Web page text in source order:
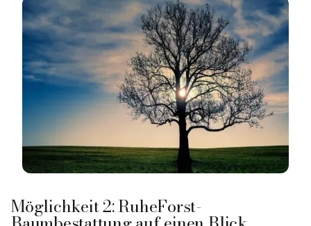
Möglichkeit 2: RuheForst-